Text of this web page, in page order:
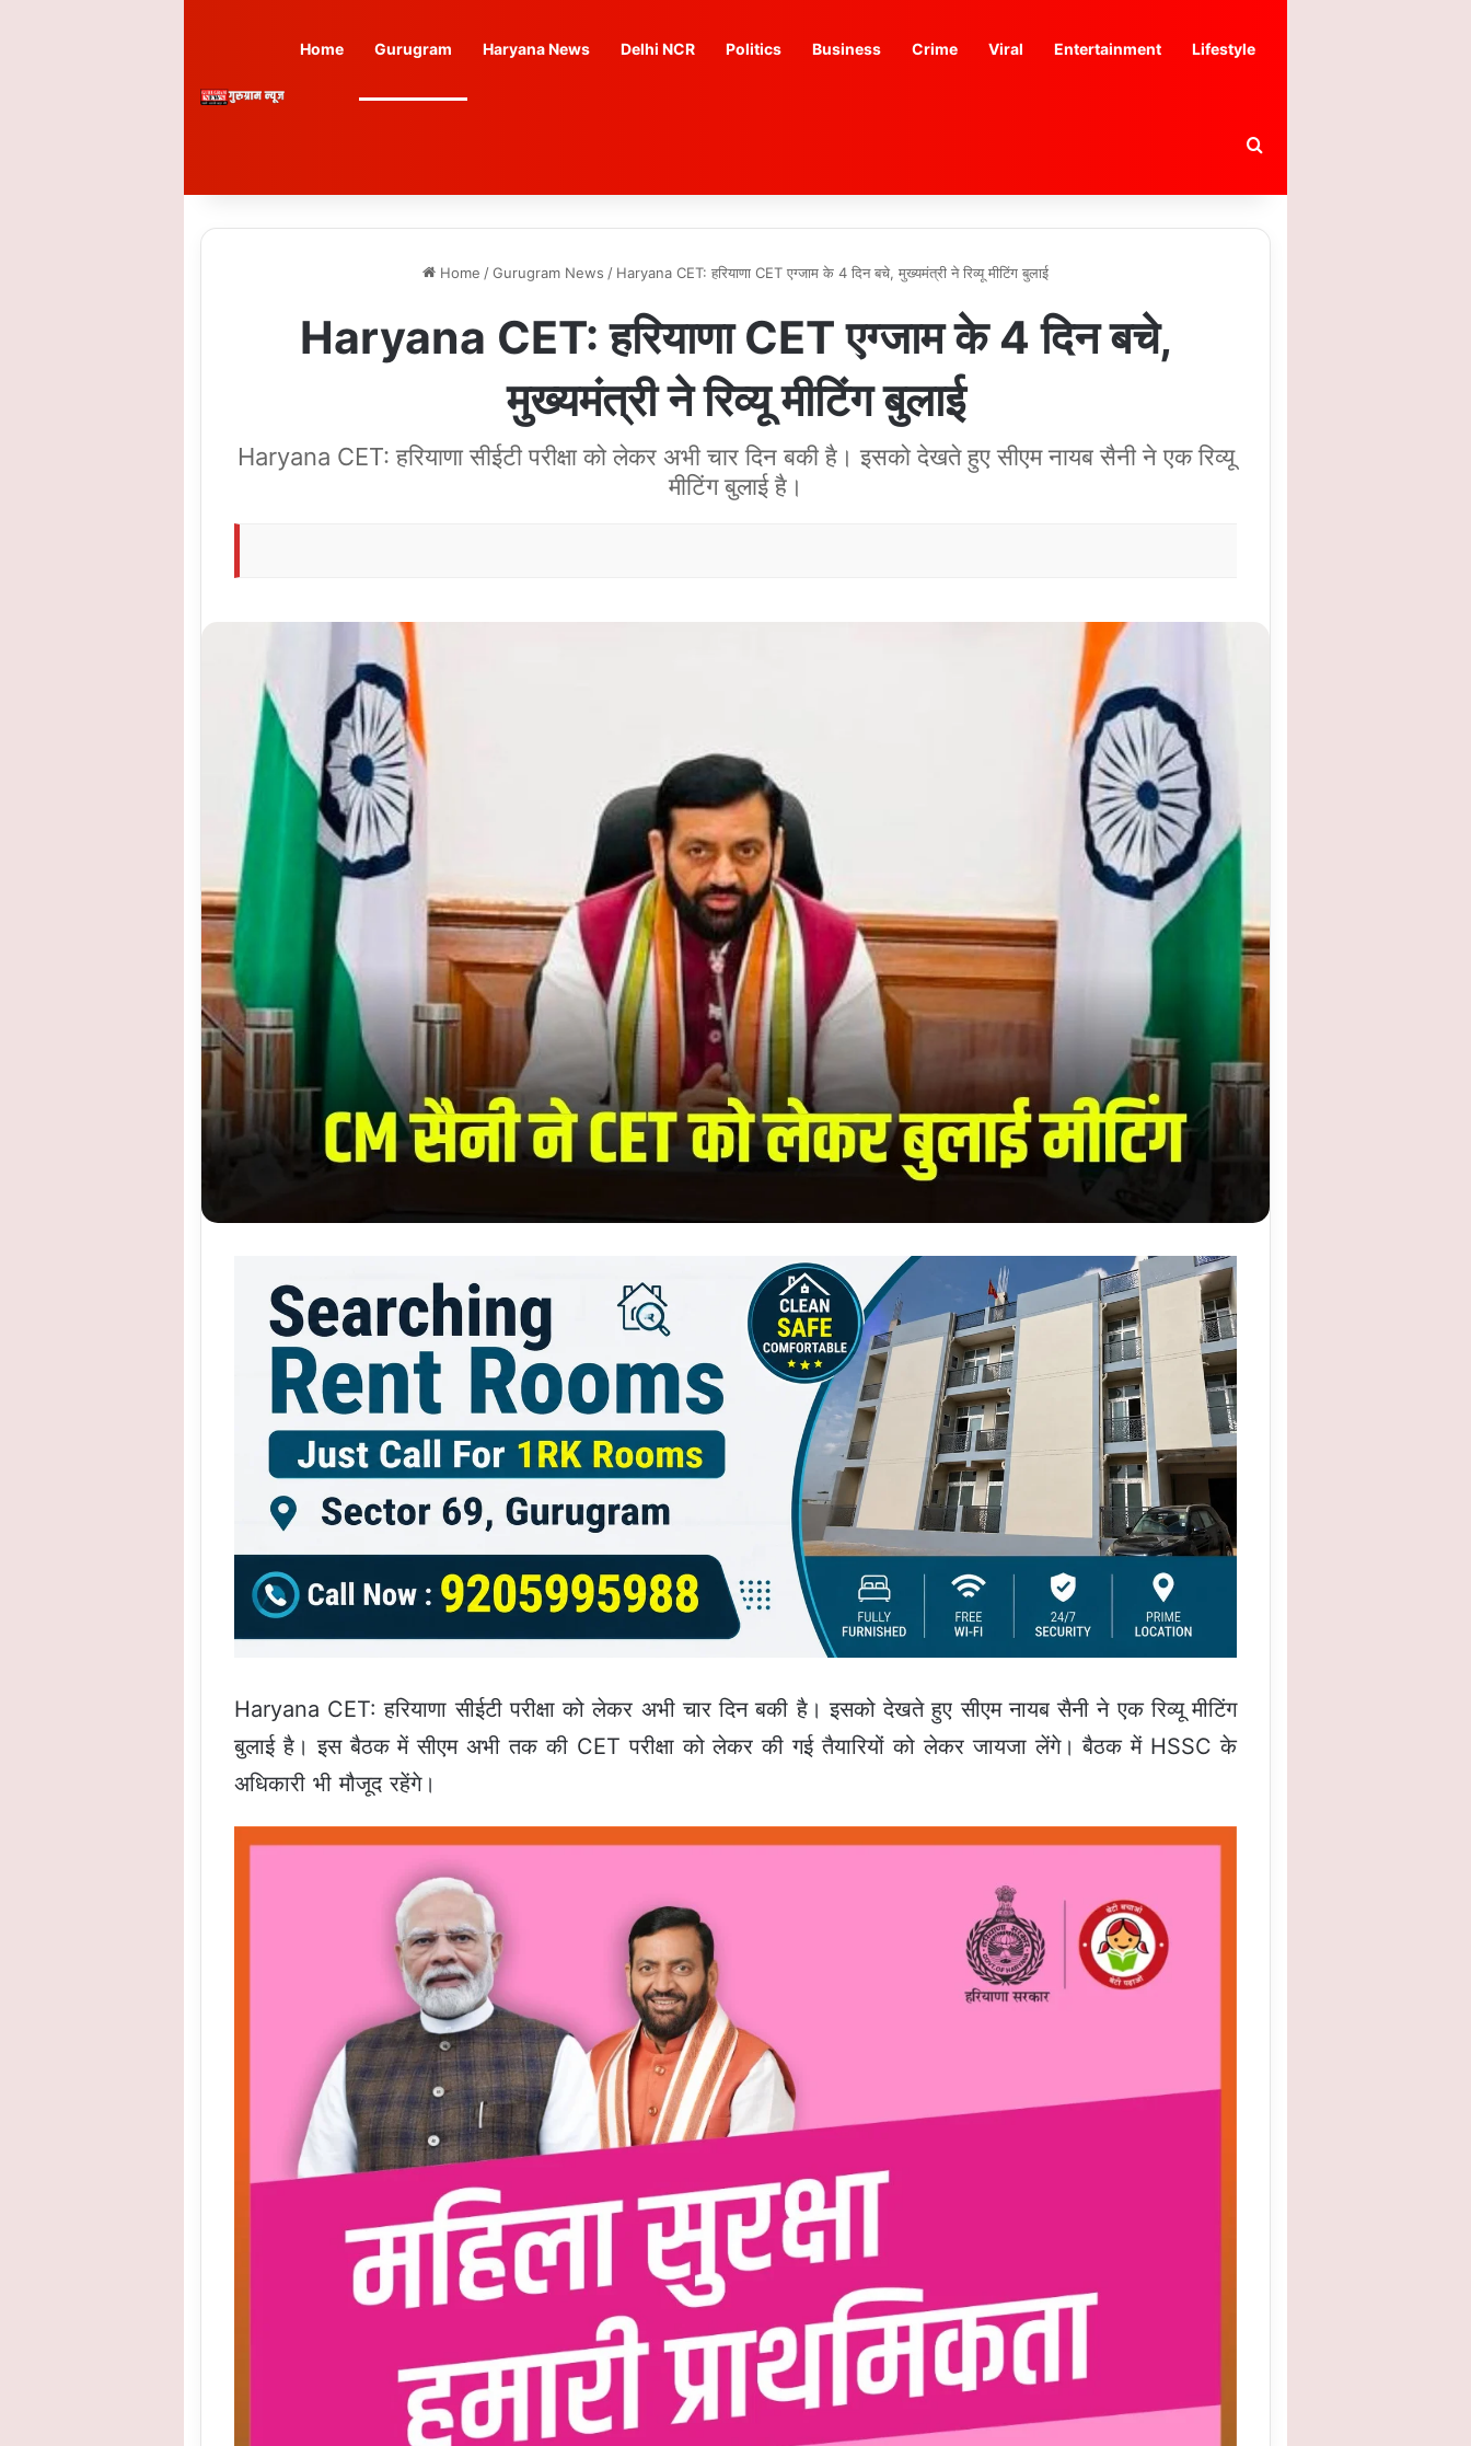
Home Gurugram Haryana News Delhi NCR Politics Business Crime Viral Entertainment Lifestyle
Search for
Home /Gurugram News / Haryana CET: हरियाणा CET एग्जाम के 4 दिन बचे, मुख्यमंत्री ने रिव्यू मीटिंग बुलाई
Haryana CET: हरियाणा CET एग्जाम के 4 दिन बचे,
मुख्यमंत्री ने रिव्यू मीटिंग बुलाई
Haryana CET: हरियाणा सीईटी परीक्षा को लेकर अभी चार दिन बकी है। इसको देखते हुए सीएम नायब सैनी ने एक रिव्यू
मीटिंग बुलाई है।
Haryana CET: हरियाणा सीईटी परीक्षा को लेकर अभी चार दिन बकी है। इसको देखते हुए सीएम नायब सैनी ने एक रिव्यू मीटिंग
बुलाई है। इस बैठक में सीएम अभी तक की CET परीक्षा को लेकर की गई तैयारियों को लेकर जायजा लेंगे। बैठक में HSSC के
अधिकारी भी मौजूद रहेंगे।